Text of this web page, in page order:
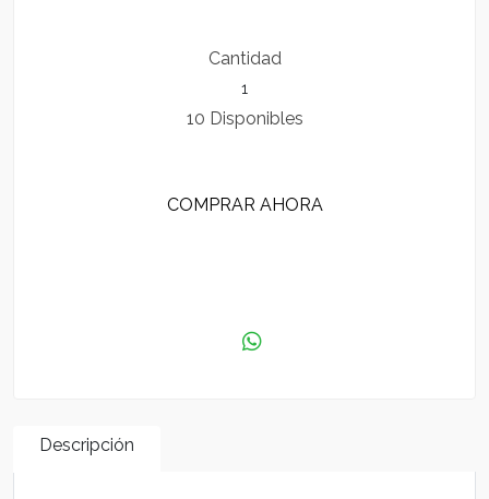
Cantidad
10 Disponibles
COMPRAR AHORA
Descripción